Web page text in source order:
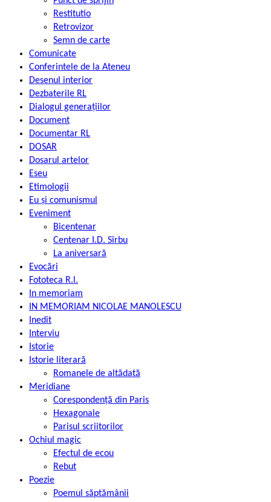
Restitutio
Retrovizor
Semn de carte
Comunicate
Conferintele de la Ateneu
Desenul interior
Dezbaterile RL
Dialogul generațiilor
Document
Documentar RL
DOSAR
Dosarul artelor
Eseu
Etimologii
Eu și comunismul
Eveniment
Bicentenar
Centenar I.D. Sîrbu
La aniversară
Evocări
Fototeca R.l.
In memoriam
IN MEMORIAM NICOLAE MANOLESCU
Inedit
Interviu
Istorie
Istorie literară
Romanele de altădată
Meridiane
Corespondență din Paris
Hexagonale
Parisul scriitorilor
Ochiul magic
Efectul de ecou
Rebut
Poezie
Poemul săptămânii